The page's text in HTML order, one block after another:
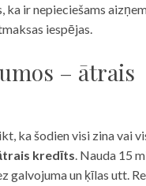
ka ir nepieciešams
iespējas.
– ātrais
ka šodien visi zina vai
kredīts. Nauda 15
galvojuma un ķīlas utt.